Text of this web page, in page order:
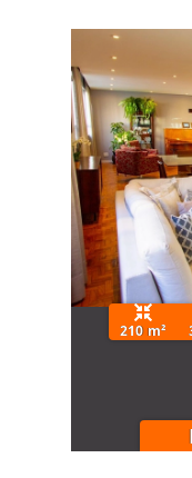
210 m²